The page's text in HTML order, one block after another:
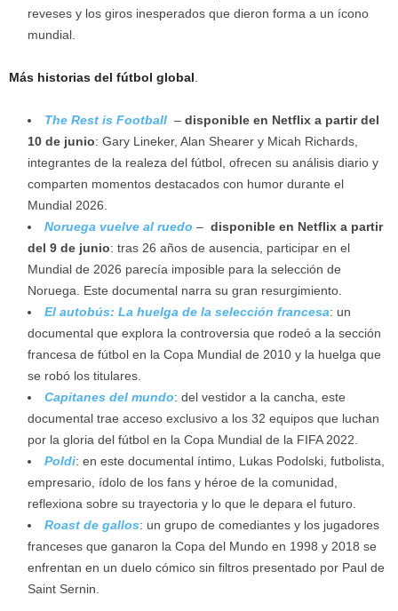
reveses y los giros inesperados que dieron forma a un ícono
mundial.
Más historias del fútbol global
The Rest is Football – disponible en Netflix a partir del
10 de junio: Gary Lineker, Alan Shearer y Micah Richards,
integrantes de la realeza del fútbol, ofrecen su análisis diario y
comparten momentos destacados con humor durante el
Mundial 2026.
Noruega vuelve al ruedo – disponible en Netflix a partir
del 9 de junio: tras 26 años de ausencia, participar en el
Mundial de 2026 parecía imposible para la selección de
Noruega. Este documental narra su gran resurgimiento.
El autobús: La huelga de la selección francesa: un
documental que explora la controversia que rodeó a la sección
francesa de fútbol en la Copa Mundial de 2010 y la huelga que
se robó los titulares.
Capitanes del mundo: del vestidor a la cancha, este
documental trae acceso exclusivo a los 32 equipos que luchan
por la gloria del fútbol en la Copa Mundial de la FIFA 2022.
Poldi: en este documental íntimo, Lukas Podolski, futbolista,
empresario, ídolo de los fans y héroe de la comunidad,
reflexiona sobre su trayectoria y lo que le depara el futuro.
Roast de gallos: un grupo de comediantes y los jugadores
franceses que ganaron la Copa del Mundo en 1998 y 2018 se
enfrentan en un duelo cómico sin filtros presentado por Paul de
Saint Sernin.